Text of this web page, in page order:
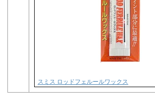
スミス ロッドフェルールワックス